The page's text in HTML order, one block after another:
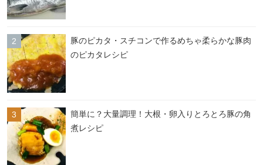
豚のピカタ・スチコンで作るめちゃ柔らかな豚肉
のピカタレシピ
簡単に？大量調理！大根・卵入りとろとろ豚の角
煮レシピ